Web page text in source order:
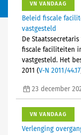
VN VANDAAG
Beleid fiscale
vastgesteld
De
fiscale faciliteiten
vastgesteld. Het
2011 (V-N 2011/44.17
23 december
VN VANDAAG
Verlenging